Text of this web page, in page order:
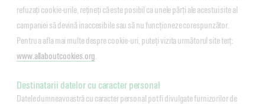
refuzați cookie-urile, rețineți că este posibil ca unele părți ale acestui site al
campaniei să devină inaccesibile sau să nu funcționeze corespunzător.
Pentru a afla mai multe despre cookie-uri, puteți vizita următorul site terț:
www.allaboutcookies.org
Destinatarii datelor cu caracter personal
Datele dumneavoastră cu caracter personal pot fi divulgate furnizorilor de